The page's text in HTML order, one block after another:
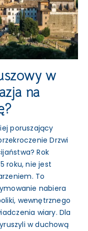
w
na
poruszający
Drzwi
Rok
roku, nie jest
To
nabiera
wewnętrznego
wiary. Dla
w duchową